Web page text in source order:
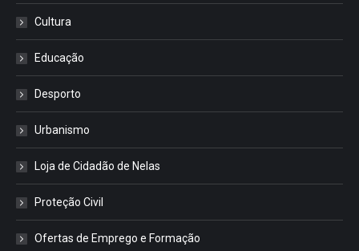
Cultura
Educação
Desporto
Urbanismo
Loja de Cidadão de Nelas
Proteção Civil
Ofertas de Emprego e Formação